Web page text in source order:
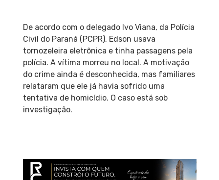
De acordo com o delegado Ivo Viana, da Polícia
Civil do Paraná (PCPR), Edson usava
tornozeleira eletrônica e tinha passagens pela
polícia. A vítima morreu no local. A motivação
do crime ainda é desconhecida, mas familiares
relataram que ele já havia sofrido uma
tentativa de homicídio. O caso está sob
investigação.